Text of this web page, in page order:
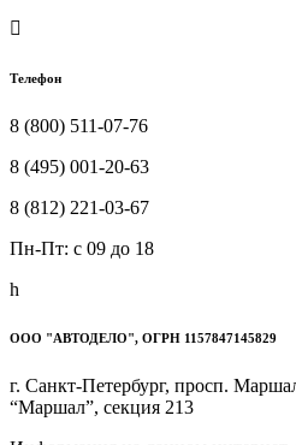

Телефон
8 (800) 511-07-76
8 (495) 001-20-63
8 (812) 221-03-67
Пн-Пт: c 09 до 18
h
ООО "АВТОДЕЛО", ОГРН 1157847145829
г. Санкт-Петербург, просп.
“Маршал”, секция 213